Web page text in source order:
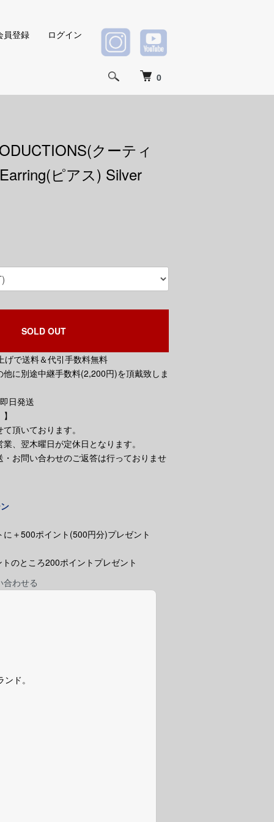
0
員登録 ログイン
クーティ
ピアス) Silver
SOLD OUT
げで送料＆代引手数料無料
に別途中継手数料(2,200円)を頂戴致しま
日発送
頂いております。
、翌木曜日が定休日となります。
お問い合わせのご返答は行っておりませ
＋500ポイント(500円分)プレゼント
のところ200ポイントプレゼント
合わせる
ド。